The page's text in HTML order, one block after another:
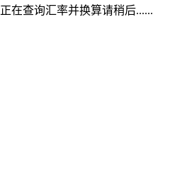
正在查询汇率并换算请稍后......